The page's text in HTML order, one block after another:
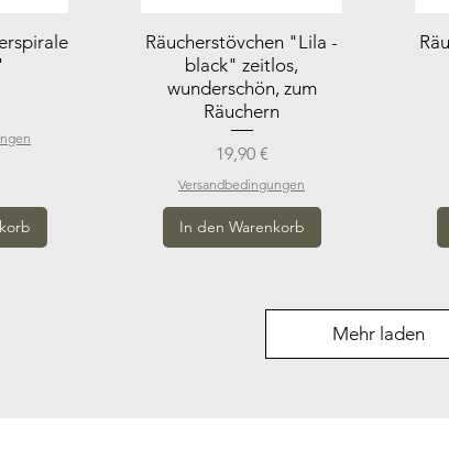
Räucherstövchen "Lila -
black" zeitlos,
wunderschön, zum
Räuchern
Preis
19,90 €
Versandbedingungen
In den Warenkorb
Mehr laden